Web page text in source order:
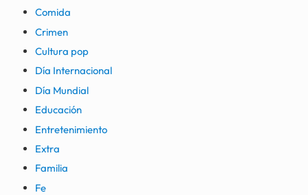
Comida
Crimen
Cultura pop
Día Internacional
Día Mundial
Educación
Entretenimiento
Extra
Familia
Fe